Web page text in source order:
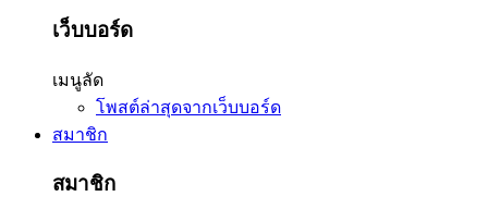
เว็บบอร์ด
เมนูลัด
โพสต์ล่าสุดจากเว็บบอร์ด
สมาชิก
สมาชิก